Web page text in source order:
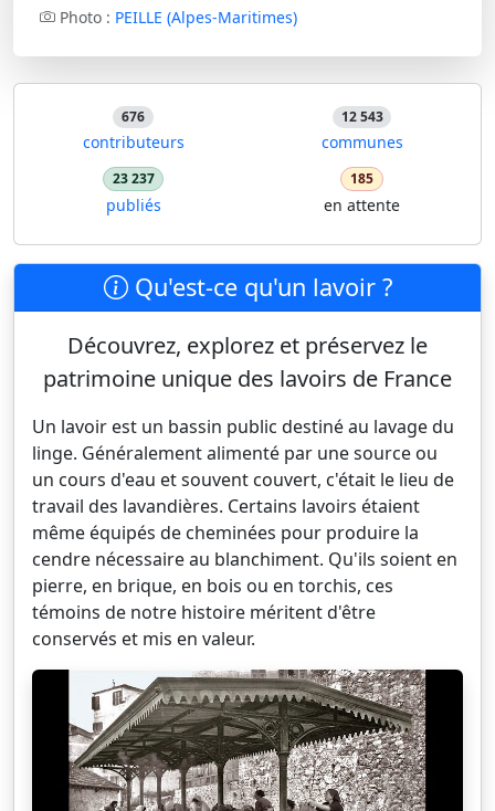
Photo : PEILLE (Alpes-Maritimes)
676
contributeurs
12 543
communes
23 237
publiés
185
en attente
Qu'est-ce qu'un lavoir ?
Découvrez, explorez et préservez le
patrimoine unique des lavoirs de France
Un lavoir est un bassin public destiné au lavage du
linge. Généralement alimenté par une source ou
un cours d'eau et souvent couvert, c'était le lieu de
travail des lavandières. Certains lavoirs étaient
même équipés de cheminées pour produire la
cendre nécessaire au blanchiment. Qu'ils soient en
pierre, en brique, en bois ou en torchis, ces
témoins de notre histoire méritent d'être
conservés et mis en valeur.